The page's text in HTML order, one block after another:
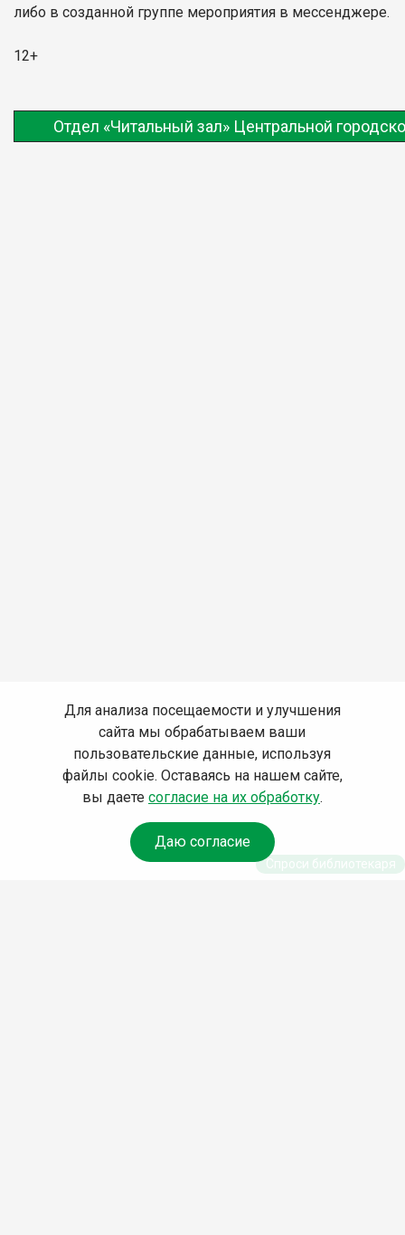
либо в созданной группе мероприятия в мессенджере.
12+
Отдел «Читальный зал» Центральной
Для анализа посещаемости и улучшения
сайта мы обрабатываем ваши
пользовательские данные, используя
файлы cookie. Оставаясь на нашем сайте,
вы даете согласие на их обработку.
Даю согласие
Спроси библиотекаря